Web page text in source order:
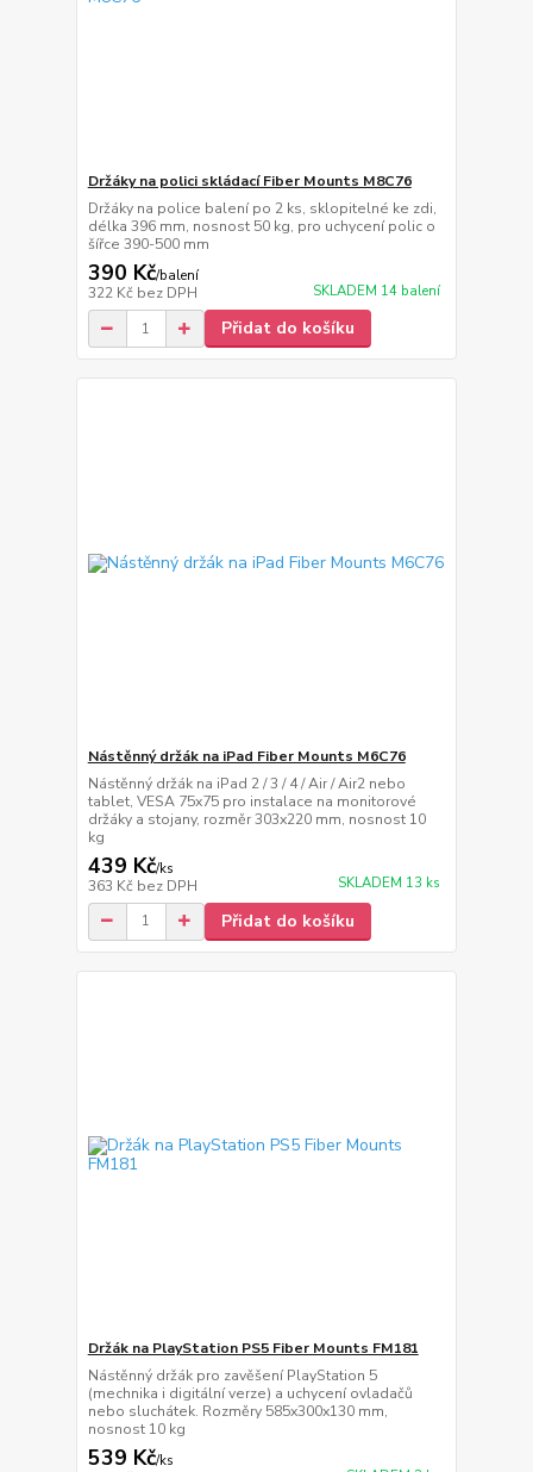
Držáky na polici skládací Fiber Mounts M8C76
Držáky na police balení po 2 ks, sklopitelné ke zdi,
délka 396 mm, nosnost 50 kg, pro uchycení polic o
šířce 390-500 mm
390 Kč/balení
322 Kč bez DPH SKLADEM 14 balení
Přidat do košíku
Nástěnný držák na iPad Fiber Mounts M6C76
Nástěnný držák na iPad 2 / 3 / 4 / Air / Air2 nebo
tablet, VESA 75x75 pro instalace na monitorové
držáky a stojany, rozměr 303x220 mm, nosnost 10
kg
439 Kč/ks
363 Kč bez DPH SKLADEM 13 ks
Přidat do košíku
Držák na PlayStation PS5 Fiber Mounts FM181
Nástěnný držák pro zavěšení PlayStation 5
(mechnika i digitální verze) a uchycení ovladačů
nebo sluchátek. Rozměry 585x300x130 mm,
nosnost 10 kg
539 Kč/ks